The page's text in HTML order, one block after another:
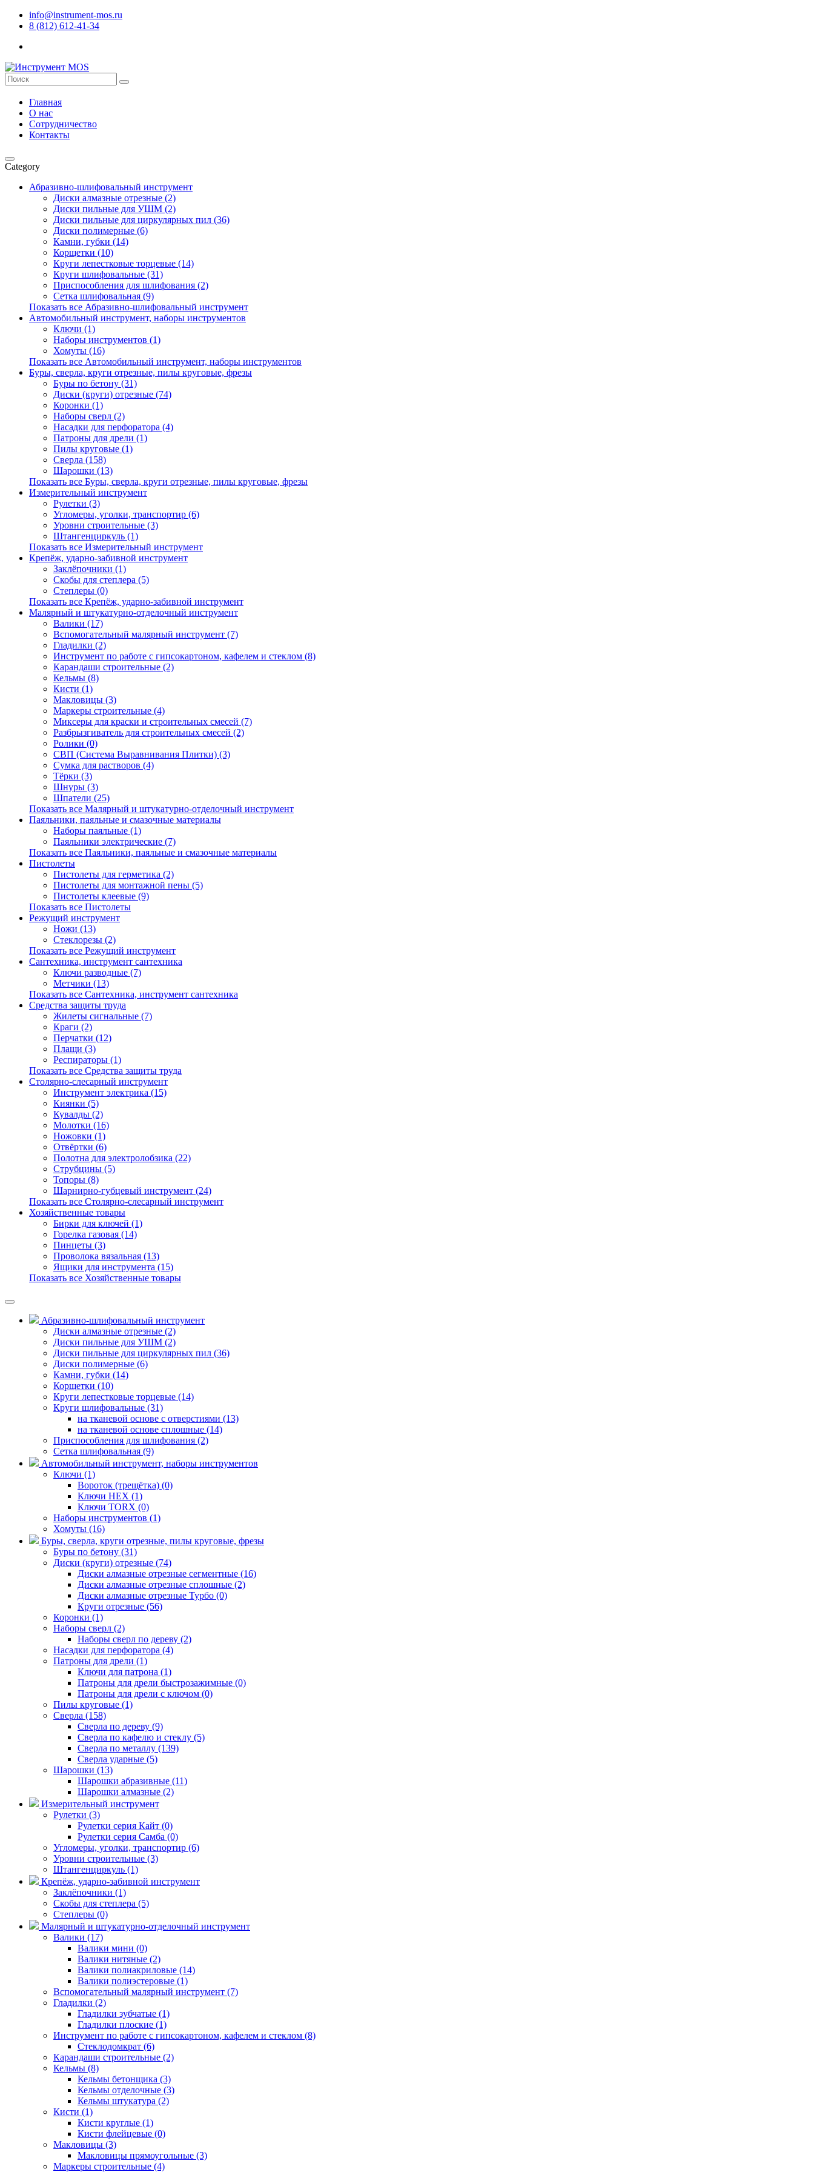
info@instrument-mos.ru
8 (812) 612-41-34
Главная
О нас
Сотрудничество
Контакты
Category
Абразивно-шлифовальный инструмент
Диски алмазные отрезные (2)
Диски пильные для УШМ (2)
Диски пильные для циркулярных пил (36)
Диски полимерные (6)
Камни, губки (14)
Корщетки (10)
Круги лепестковые торцевые (14)
Круги шлифовальные (31)
Приспособления для шлифования (2)
Сетка шлифовальная (9)
Показать все Абразивно-шлифовальный инструмент
Автомобильный инструмент, наборы инструментов
Ключи (1)
Наборы инструментов (1)
Хомуты (16)
Показать все Автомобильный инструмент, наборы инструментов
Буры, сверла, круги отрезные, пилы круговые, фрезы
Буры по бетону (31)
Диски (круги) отрезные (74)
Коронки (1)
Наборы сверл (2)
Насадки для перфоратора (4)
Патроны для дрели (1)
Пилы круговые (1)
Сверла (158)
Шарошки (13)
Показать все Буры, сверла, круги отрезные, пилы круговые, фрезы
Измерительный инструмент
Рулетки (3)
Угломеры, уголки, транспортир (6)
Уровни строительные (3)
Штангенциркуль (1)
Показать все Измерительный инструмент
Крепёж, ударно-забивной инструмент
Заклёпочники (1)
Скобы для степлера (5)
Степлеры (0)
Показать все Крепёж, ударно-забивной инструмент
Малярный и штукатурно-отделочный инструмент
Валики (17)
Вспомогательный малярный инструмент (7)
Гладилки (2)
Инструмент по работе с гипсокартоном, кафелем и стеклом (8)
Карандаши строительные (2)
Кельмы (8)
Кисти (1)
Макловицы (3)
Маркеры строительные (4)
Миксеры для краски и строительных смесей (7)
Разбрызгиватель для строительных смесей (2)
Ролики (0)
СВП (Система Выравнивания Плитки) (3)
Сумка для растворов (4)
Тёрки (3)
Шнуры (3)
Шпатели (25)
Показать все Малярный и штукатурно-отделочный инструмент
Паяльники, паяльные и смазочные материалы
Наборы паяльные (1)
Паяльники электрические (7)
Показать все Паяльники, паяльные и смазочные материалы
Пистолеты
Пистолеты для герметика (2)
Пистолеты для монтажной пены (5)
Пистолеты клеевые (9)
Показать все Пистолеты
Режущий инструмент
Ножи (13)
Стеклорезы (2)
Показать все Режущий инструмент
Сантехника, инструмент сантехника
Ключи разводные (7)
Метчики (13)
Показать все Сантехника, инструмент сантехника
Средства защиты труда
Жилеты сигнальные (7)
Краги (2)
Перчатки (12)
Плащи (3)
Респираторы (1)
Показать все Средства защиты труда
Столярно-слесарный инструмент
Инструмент электрика (15)
Киянки (5)
Кувалды (2)
Молотки (16)
Ножовки (1)
Отвёртки (6)
Полотна для электролобзика (22)
Струбцины (5)
Топоры (8)
Шарнирно-губцевый инструмент (24)
Показать все Столярно-слесарный инструмент
Хозяйственные товары
Бирки для ключей (1)
Горелка газовая (14)
Пинцеты (3)
Проволока вязальная (13)
Ящики для инструмента (15)
Показать все Хозяйственные товары
Абразивно-шлифовальный инструмент
Диски алмазные отрезные (2)
Диски пильные для УШМ (2)
Диски пильные для циркулярных пил (36)
Диски полимерные (6)
Камни, губки (14)
Корщетки (10)
Круги лепестковые торцевые (14)
Круги шлифовальные (31)
на тканевой основе с отверстиями (13)
на тканевой основе сплошные (14)
Приспособления для шлифования (2)
Сетка шлифовальная (9)
Автомобильный инструмент, наборы инструментов
Ключи (1)
Вороток (трещётка) (0)
Ключи HEX (1)
Ключи TORX (0)
Наборы инструментов (1)
Хомуты (16)
Буры, сверла, круги отрезные, пилы круговые, фрезы
Буры по бетону (31)
Диски (круги) отрезные (74)
Диски алмазные отрезные сегментные (16)
Диски алмазные отрезные сплошные (2)
Диски алмазные отрезные Турбо (0)
Круги отрезные (56)
Коронки (1)
Наборы сверл (2)
Наборы сверл по дереву (2)
Насадки для перфоратора (4)
Патроны для дрели (1)
Ключи для патрона (1)
Патроны для дрели быстрозажимные (0)
Патроны для дрели с ключом (0)
Пилы круговые (1)
Сверла (158)
Сверла по дереву (9)
Сверла по кафелю и стеклу (5)
Сверла по металлу (139)
Сверла ударные (5)
Шарошки (13)
Шарошки абразивные (11)
Шарошки алмазные (2)
Измерительный инструмент
Рулетки (3)
Рулетки серия Кайт (0)
Рулетки серия Самба (0)
Угломеры, уголки, транспортир (6)
Уровни строительные (3)
Штангенциркуль (1)
Крепёж, ударно-забивной инструмент
Заклёпочники (1)
Скобы для степлера (5)
Степлеры (0)
Малярный и штукатурно-отделочный инструмент
Валики (17)
Валики мини (0)
Валики нитяные (2)
Валики полиакриловые (14)
Валики полиэстеровые (1)
Вспомогательный малярный инструмент (7)
Гладилки (2)
Гладилки зубчатые (1)
Гладилки плоские (1)
Инструмент по работе с гипсокартоном, кафелем и стеклом (8)
Стеклодомкрат (6)
Карандаши строительные (2)
Кельмы (8)
Кельмы бетонщика (3)
Кельмы отделочные (3)
Кельмы штукатура (2)
Кисти (1)
Кисти круглые (1)
Кисти флейцевые (0)
Макловицы (3)
Макловицы прямоугольные (3)
Маркеры строительные (4)